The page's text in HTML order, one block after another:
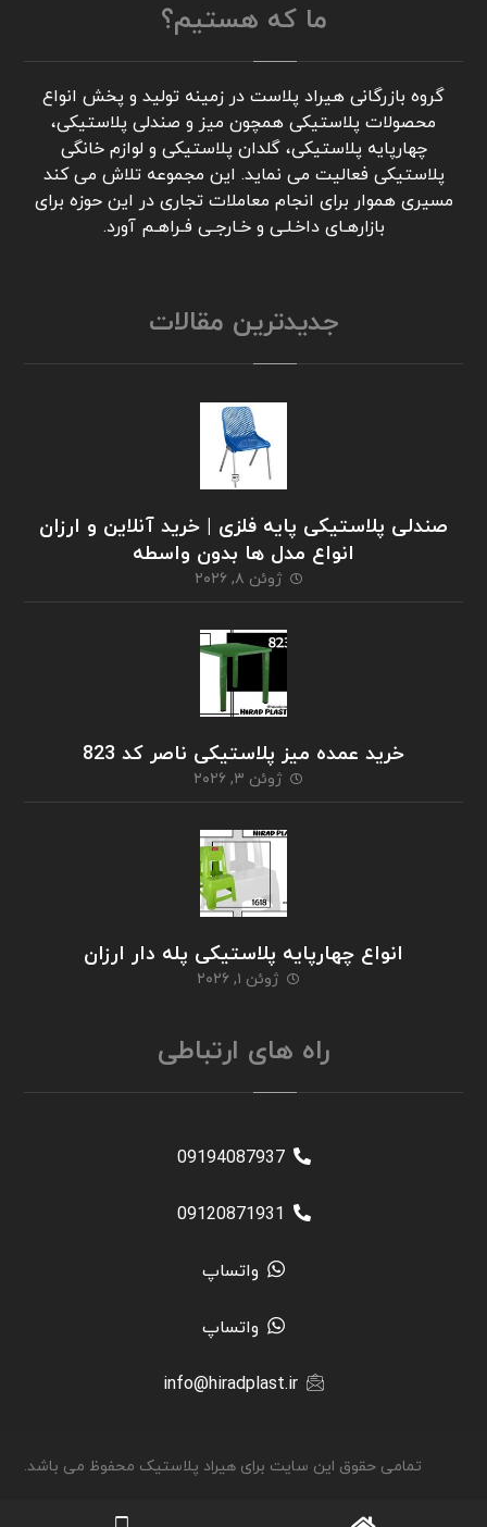
ما که هستیم؟
گروه بازرگانی هیراد پلاست در زمینه تولید و پخش انواع
محصولات پلاستیکی همچون میز و صندلی پلاستیکی،
چهارپایه پلاستیکی، گلدان پلاستیکی و لوازم خانگی
پلاستیکی فعالیت می نماید. این مجموعه تلاش می کند
مسیری هموار برای انجام معاملات تجاری در این حوزه برای
بازارهـای داخـلـی و خـارجـی فـراهـم آورد.
جدیدترین مقالات
صندلی پلاستیکی پایه فلزی | خرید آنلاین و ارزان
انواع مدل ها بدون واسطه
ژوئن ۸, ۲۰۲۶
خرید عمده میز پلاستیکی ناصر کد 823
ژوئن ۳, ۲۰۲۶
انواع چهارپایه پلاستیکی پله دار ارزان
ژوئن ۱, ۲۰۲۶
راه های ارتباطی
09194087937
09120871931
واتساپ
واتساپ
info@hiradplast.ir
تمامی حقوق این سایت برای هیراد پلاستیک محفوظ می باشد.